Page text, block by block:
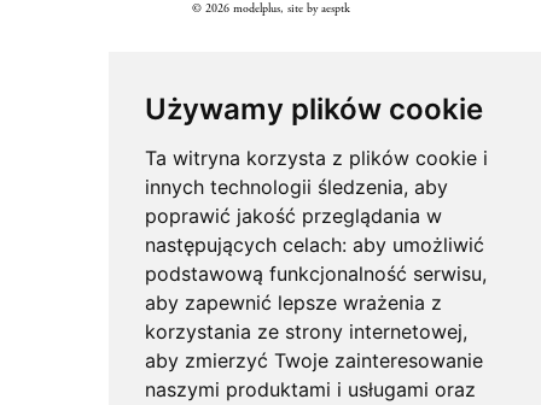
Używamy plików cookie
Ta witryna korzysta z plików cookie i
innych technologii śledzenia, aby
poprawić jakość przeglądania w
następujących celach: aby umożliwić
podstawową funkcjonalność serwisu,
aby zapewnić lepsze wrażenia z
korzystania ze strony internetowej,
aby zmierzyć Twoje zainteresowanie
naszymi produktami i usługami oraz
© 2026 modelplus, site byaesptk